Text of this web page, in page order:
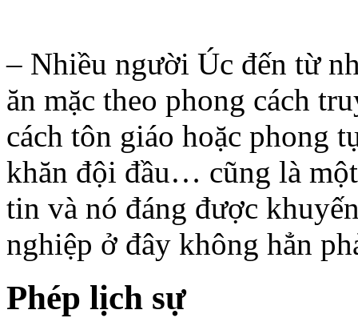
– Nhiều người Úc đến từ
ăn mặc theo phong cách
cách tôn giáo hoặc phong
khăn đội đầu… cũng là
tin và nó đáng được
nghiệp ở đây không hẳn
Phép lịch sự